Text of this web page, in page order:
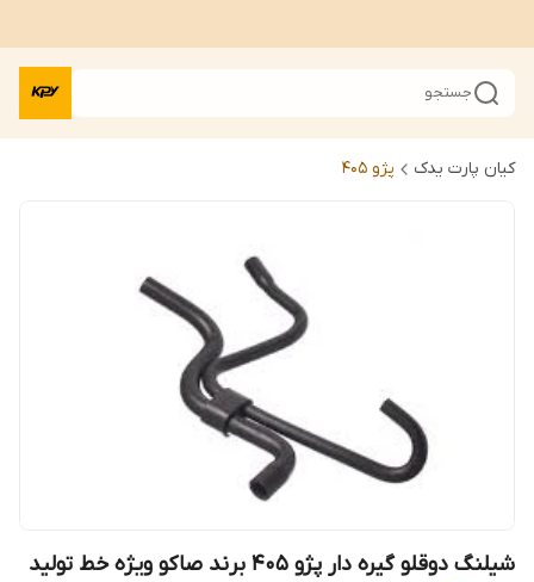
جستجو
کیان پارت یدک پژو 405
شیلنگ دوقلو گیره دار پژو 405 برند صاکو ویژه خط تولید